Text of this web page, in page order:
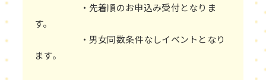
・先着順のお申込み受付となりま
す。
・男女同数条件なしイベントとなり
ます。